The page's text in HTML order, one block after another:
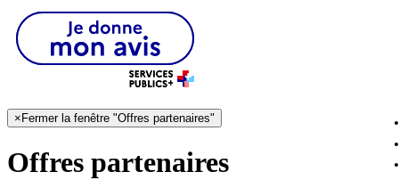
× Fermer la fenêtre "Offres partenaires"
Offres partenaires